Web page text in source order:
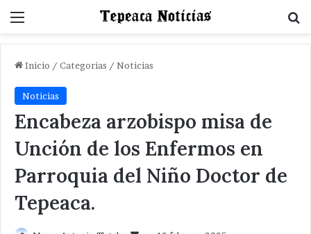
Menu
Inicio / Categorias / Noticias
Noticias
Encabeza arzobispo misa de
Unción de los Enfermos en
Parroquia del Niño Doctor de
Tepeaca.